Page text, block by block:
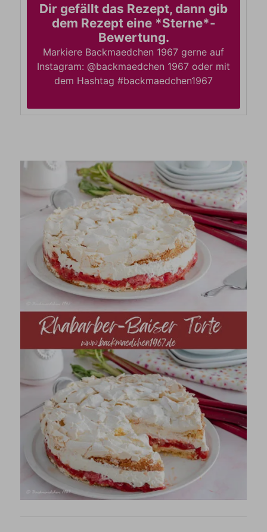
Dir gefällt das Rezept, dann gib
dem Rezept eine *Sterne*-
Bewertung.
Markiere Backmaedchen 1967 gerne auf
Instagram: @backmaedchen 1967 oder mit
dem Hashtag #backmaedchen1967